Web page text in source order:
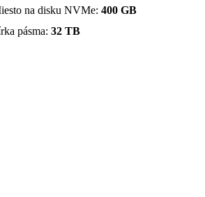
na disku NVMe: 400 GB
pásma: 32 TB